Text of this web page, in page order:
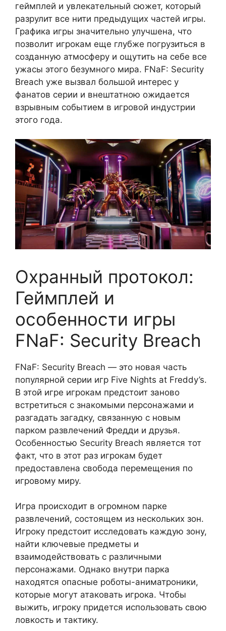
геймплей и увлекательный сюжет, который
разрулит все нити предыдущих частей игры.
Графика игры значительно улучшена, что
позволит игрокам еще глубже погрузиться в
созданную атмосферу и ощутить на себе все
ужасы этого безумного мира. FNaF: Security
Breach уже вызвал большой интерес у
фанатов серии и внештатною ожидается
взрывным событием в игровой индустрии
этого года.
Охранный протокол:
Геймплей и
особенности игры
FNaF: Security Breach
FNaF: Security Breach — это новая часть
популярной серии игр Five Nights at Freddy’s.
В этой игре игрокам предстоит заново
встретиться с знакомыми персонажами и
разгадать загадку, связанную с новым
парком развлечений Фредди и друзья.
Особенностью Security Breach является тот
факт, что в этот раз игрокам будет
предоставлена свобода перемещения по
игровому миру.
Игра происходит в огромном парке
развлечений, состоящем из нескольких зон.
Игроку предстоит исследовать каждую зону,
найти ключевые предметы и
взаимодействовать с различными
персонажами. Однако внутри парка
находятся опасные роботы-аниматроники,
которые могут атаковать игрока. Чтобы
выжить, игроку придется использовать свою
ловкость и тактику.